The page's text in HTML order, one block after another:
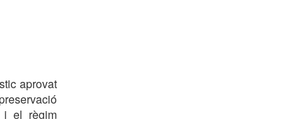
aprovat
i el règim